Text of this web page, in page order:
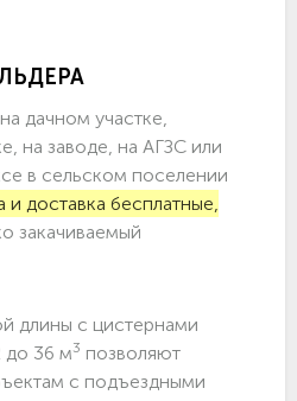
дачном участке,
на заводе, на АГЗС или
в сельском поселении
и доставка бесплатные,
закачиваемый
длины с цистернами
до 36 м3 позволяют
c подъездными